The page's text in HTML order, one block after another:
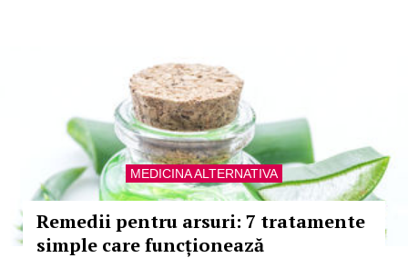
MEDICINA ALTERNATIVA
Remedii pentru arsuri: 7 tratamente
simple care funcționează